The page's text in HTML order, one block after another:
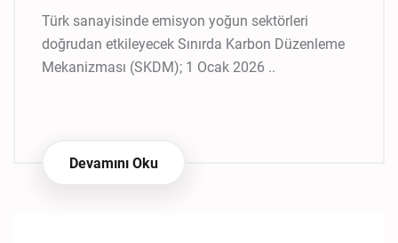
Türk sanayisinde emisyon yoğun sektörleri
doğrudan etkileyecek Sınırda Karbon Düzenleme
Mekanizması (SKDM); 1 Ocak 2026 ..
Devamını Oku